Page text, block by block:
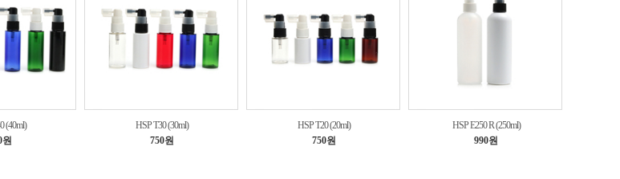
(40ml)
원
HSP T30 (30ml)
750원
HSP T20 (20ml)
750원
HSP E250 R (250ml)
990원